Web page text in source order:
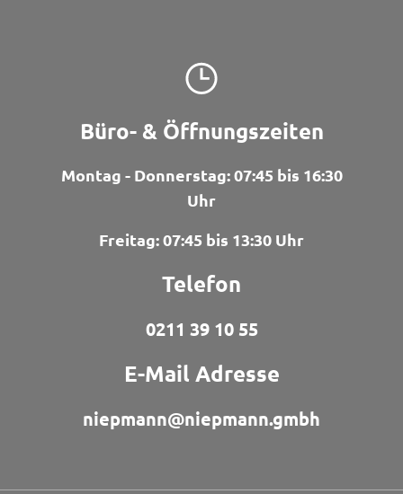
Büro- & Öffnungszeiten
Montag - Donnerstag: 07:45 bis 16:30
Uhr
Freitag: 07:45 bis 13:30 Uhr
Telefon
0211 39 10 55
E-Mail Adresse
niepmann@niepmann.gmbh